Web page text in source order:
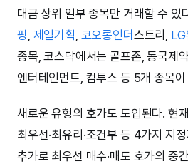
대금 상위 일부 종목만 거래할 수 있
핑 제일기획 코오롱인더스트리, LG
종목, 코스닥에서는 골프존, 동국제
엔터테인먼트, 컴투스 등 5개 종목
새로운 유형의 호가도 도입된다. 현
최우선·최유리·조건부 등 4가지 지
추가로 최우선 매수·매도 호가의 중